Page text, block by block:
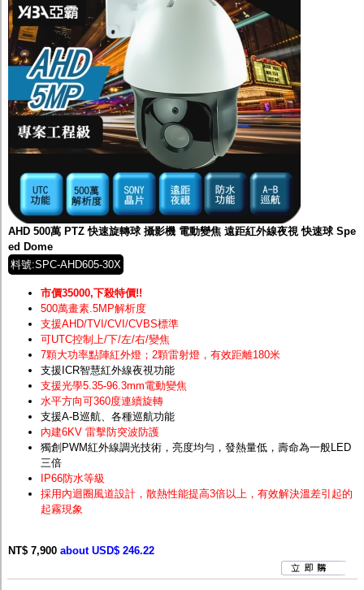
AHD 500萬 PTZ 快速旋轉球 攝影機 電動變焦 遠距紅外線夜視 快速球 Spe
ed Dome
料號:SPC-AHD605-30X
市價35000,下殺特價!!
500萬畫素.5MP解析度
支援AHD/TVI/CVI/CVBS標準
可UTC控制上/下/左/右/變焦
7顆大功率點陣紅外燈；2顆雷射燈，有效距離180米
支援ICR智慧紅外線夜視功能
支援光學5.35-96.3mm電動變焦
水平方向可360度連續旋轉
支援A-B巡航、各種巡航功能
內建6KV 雷擊防突波防護
獨創PWM紅外線調光技術，亮度均勻，發熱量低，壽命為一般LED
三倍
IP66防水等級
採用內迴圈風道設計，散熱性能提高3倍以上，有效解決溫差引起的
起霧現象
NT$ 7,900 about USD$ 246.22